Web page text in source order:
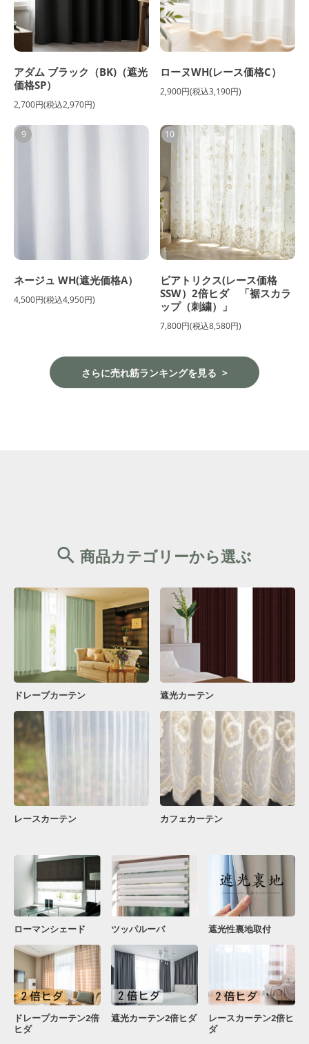
アダム ブラック（BK)（遮光
価格SP）
2,700円(税込2,970円)
ローヌWH(レース価格C）
2,900円(税込3,190円)
9
ネージュ WH(遮光価格A）
4,500円(税込4,950円)
10
ビアトリクス(レース価格
SSW）2倍ヒダ 「裾スカラ
ップ（刺繍）」
7,800円(税込8,580円)
さらに売れ筋ランキングを見る
商品カテゴリーから選ぶ
ドレープカーテン 遮光カーテン
レースカーテン カフェカーテン
ローマンシェード ツッパルーバ 遮光性裏地取付
ドレープカーテン2倍
ヒダ
遮光カーテン2倍ヒダ
レースカーテン2倍ヒ
ダ